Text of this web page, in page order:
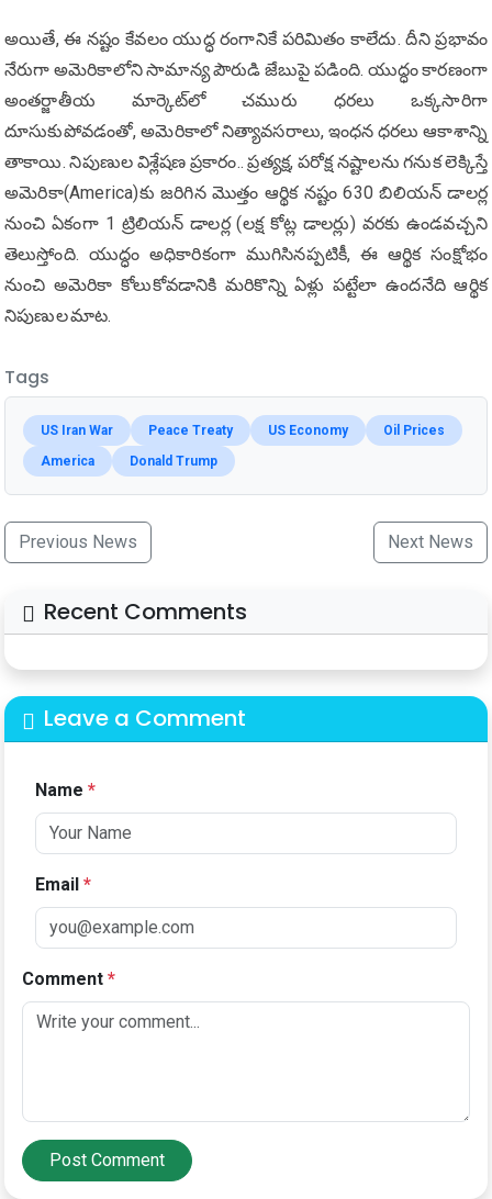
అయితే, ఈ నష్టం కేవలం యుద్ధ రంగానికే పరిమితం కాలేదు. దీని ప్రభావం
నేరుగా అమెరికాలోని సామాన్య పౌరుడి జేబుపై పడింది. యుద్ధం కారణంగా
అంతర్జాతీయ మార్కెట్‌లో చమురు ధరలు ఒక్కసారిగా
దూసుకుపోవడంతో, అమెరికాలో నిత్యావసరాలు, ఇంధన ధరలు ఆకాశాన్ని
తాకాయి. నిపుణుల విశ్లేషణ ప్రకారం.. ప్రత్యక్ష, పరోక్ష నష్టాలను గనుక లెక్కిస్తే
అమెరికా(America)కు జరిగిన మొత్తం ఆర్థిక నష్టం 630 బిలియన్ డాలర్ల
నుంచి ఏకంగా 1 ట్రిలియన్ డాలర్ల (లక్ష కోట్ల డాలర్లు) వరకు ఉండవచ్చని
తెలుస్తోంది. యుద్ధం అధికారికంగా ముగిసినప్పటికీ, ఈ ఆర్థిక సంక్షోభం
నుంచి అమెరికా కోలుకోవడానికి మరికొన్ని ఏళ్లు పట్టేలా ఉందనేది ఆర్థిక
నిపుణుల మాట.
Tags
US Iran War Peace Treaty US Economy
Oil Prices
America
Donald Trump
Previous News Next News
Recent Comments
Leave a Comment
Name *
Email *
Comment *
Post Comment